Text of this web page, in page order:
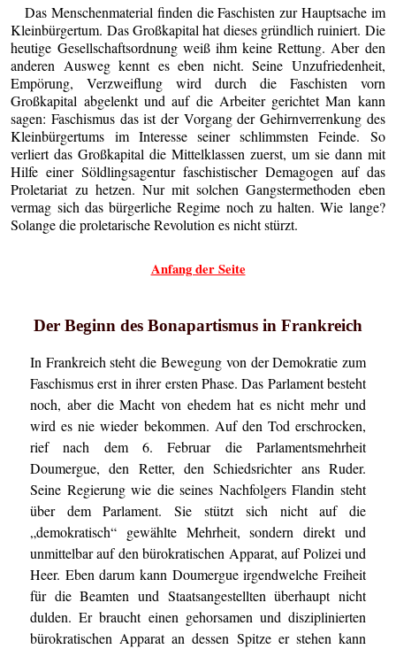
Das Menschenmaterial finden die Faschisten zur Hauptsache im
Kleinbürgertum. Das Großkapital hat dieses gründlich ruiniert. Die
heutige Gesellschaftsordnung weiß ihm keine Rettung. Aber den
anderen Ausweg kennt es eben nicht. Seine Unzufriedenheit,
Empörung, Verzweiflung wird durch die Faschisten vorn
Großkapital abgelenkt und auf die Arbeiter gerichtet Man kann
sagen: Faschismus das ist der Vorgang der Gehirnverrenkung des
Kleinbürgertums im Interesse seiner schlimmsten Feinde. So
verliert das Großkapital die Mittelklassen zuerst, um sie dann mit
Hilfe einer Söldlingsagentur faschistischer Demagogen auf das
Proletariat zu hetzen. Nur mit solchen Gangstermethoden eben
vermag sich das bürgerliche Regime noch zu halten. Wie lange?
Solange die proletarische Revolution es nicht stürzt.
Anfang der Seite
Der Beginn des Bonapartismus in Frankreich
In Frankreich steht die Bewegung von der Demokratie zum
Faschismus erst in ihrer ersten Phase. Das Parlament besteht
noch, aber die Macht von ehedem hat es nicht mehr und
wird es nie wieder bekommen. Auf den Tod erschrocken,
rief nach dem 6. Februar die Parlamentsmehrheit
Doumergue, den Retter, den Schiedsrichter ans Ruder.
Seine Regierung wie die seines Nachfolgers Flandin steht
über dem Parlament. Sie stützt sich nicht auf die
„demokratisch“ gewählte Mehrheit, sondern direkt und
unmittelbar auf den bürokratischen Apparat, auf Polizei und
Heer. Eben darum kann Doumergue irgendwelche Freiheit
für die Beamten und Staatsangestellten überhaupt nicht
dulden. Er braucht einen gehorsamen und disziplinierten
bürokratischen Apparat an dessen Spitze er stehen kann